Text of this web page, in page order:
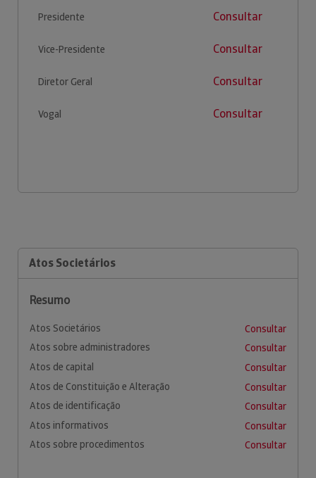
Presidente Consultar
Vice-Presidente Consultar
Diretor Geral Consultar
Vogal Consultar
Atos Societários
Resumo
Atos Societários
Consultar
Atos sobre administradores
Consultar
Atos de capital
Consultar
Atos de Constituição e Alteração
Consultar
Atos de identificação
Consultar
Atos informativos
Consultar
Atos sobre procedimentos
Consultar